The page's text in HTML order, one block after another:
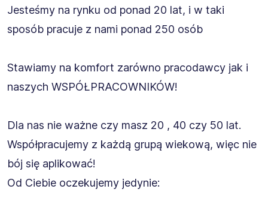
Jesteśmy na rynku od ponad 20 lat, i w taki
sposób pracuje z nami ponad 250 osób
Stawiamy na komfort zarówno pracodawcy jak i
naszych WSPÓŁPRACOWNIKÓW!
Dla nas nie ważne czy masz 20 , 40 czy 50 lat.
Współpracujemy z każdą grupą wiekową, więc nie
bój się aplikować!
Od Ciebie oczekujemy jedynie: